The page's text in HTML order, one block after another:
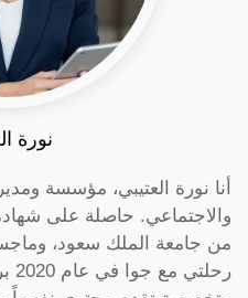
نورة
أنا نورة العتيبي، مؤسسة
والاجتماعي. حاصلة على
من جامعة الملك سعود،